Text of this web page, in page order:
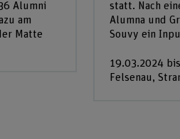
Alumni
am
Matte
statt. Nach
Alumna und
Souvy ein
19.03.2024
Felsenau,